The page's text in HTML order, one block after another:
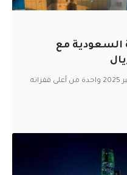
السعودية مع
سجل الاقتصاد السعودي خلال سبتمبر 2025 واحدة من أعلى قفزاته